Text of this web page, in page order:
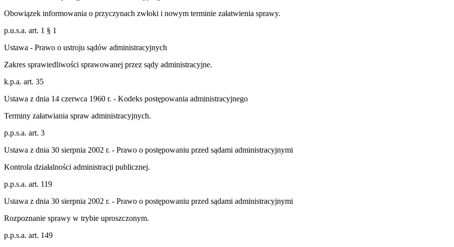
Obowiązek informowania o przyczynach zwłoki i nowym terminie załatwienia sprawy.
p.u.s.a. art. 1 § 1
Ustawa - Prawo o ustroju sądów administracyjnych
Zakres sprawiedliwości sprawowanej przez sądy administracyjne.
k.p.a. art. 35
Ustawa z dnia 14 czerwca 1960 r. - Kodeks postępowania administracyjnego
Terminy załatwiania spraw administracyjnych.
p.p.s.a. art. 3
Ustawa z dnia 30 sierpnia 2002 r. - Prawo o postępowaniu przed sądami administracyjnymi
Kontrola działalności administracji publicznej.
p.p.s.a. art. 119
Ustawa z dnia 30 sierpnia 2002 r. - Prawo o postępowaniu przed sądami administracyjnymi
Rozpoznanie sprawy w trybie uproszczonym.
p.p.s.a. art. 149